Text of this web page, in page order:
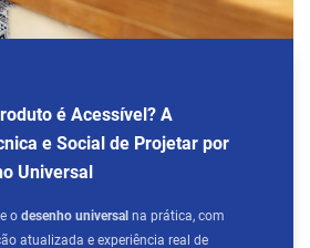
é Acessível? A
e Social de Projetar por
Universal
e o desenho universal na prática, com
atualizada e experiência real de